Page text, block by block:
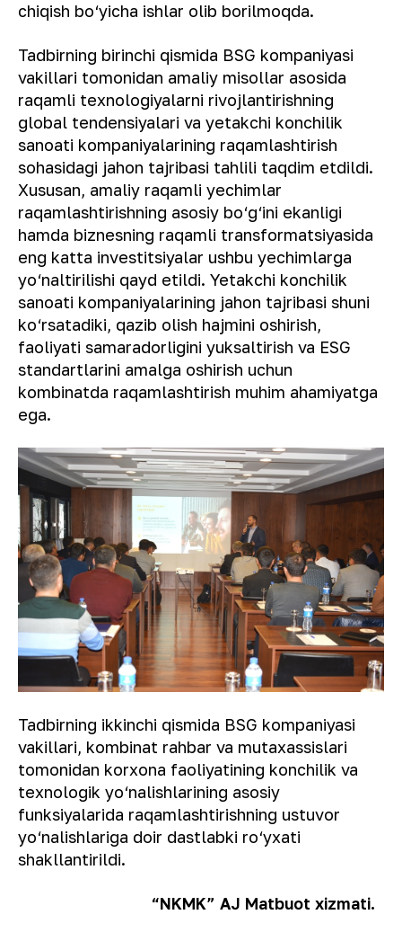
chiqish bo‘yicha ishlar olib borilmoqda.
Tadbirning birinchi qismida BSG kompaniyasi
vakillari tomonidan amaliy misollar asosida
raqamli texnologiyalarni rivojlantirishning
global tendensiyalari va yetakchi konchilik
sanoati kompaniyalarining raqamlashtirish
sohasidagi jahon tajribasi tahlili taqdim etdildi.
Xususan, amaliy raqamli yechimlar
raqamlashtirishning asosiy bo‘g‘ini ekanligi
hamda biznesning raqamli transformatsiyasida
eng katta investitsiyalar ushbu yechimlarga
yo‘naltirilishi qayd etildi. Yetakchi konchilik
sanoati kompaniyalarining jahon tajribasi shuni
ko‘rsatadiki, qazib olish hajmini oshirish,
faoliyati samaradorligini yuksaltirish va ESG
standartlarini amalga oshirish uchun
kombinatda raqamlashtirish muhim ahamiyatga
ega.
Tadbirning ikkinchi qismida BSG kompaniyasi
vakillari, kombinat rahbar va mutaxassislari
tomonidan korxona faoliyatining konchilik va
texnologik yo‘nalishlarining asosiy
funksiyalarida raqamlashtirishning ustuvor
yo‘nalishlariga doir dastlabki ro‘yxati
shakllantirildi.
“NKMK” AJ Matbuot xizmati.